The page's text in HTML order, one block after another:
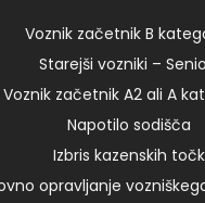
03. 09. 2024
Voznik začetnik B
Starejši vozniki –
Voznik začetnik A2 ali A
Napotilo sodišča
Izbris kazenskih točk
opravljanje